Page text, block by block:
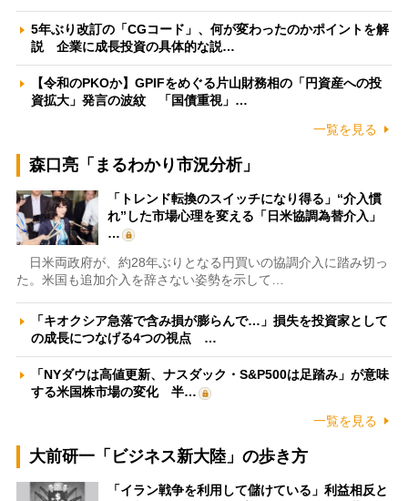
5年ぶり改訂の「CGコード」、何が変わったのかポイントを解
説 企業に成長投資の具体的な説…
【令和のPKOか】GPIFをめぐる片山財務相の「円資産への投
資拡大」発言の波紋 「国債重視」…
一覧を見る
森口亮「まるわかり市況分析」
「トレンド転換のスイッチになり得る」“介入慣
れ”した市場心理を変える「日米協調為替介入」
…
日米両政府が、約28年ぶりとなる円買いの協調介入に踏み切っ
た。米国も追加介入を辞さない姿勢を示して…
「キオクシア急落で含み損が膨らんで…」損失を投資家として
の成長につなげる4つの視点 …
「NYダウは高値更新、ナスダック・S&P500は足踏み」が意味
する米国株市場の変化 半…
一覧を見る
大前研一「ビジネス新大陸」の歩き方
「イラン戦争を利用して儲けている」利益相反と